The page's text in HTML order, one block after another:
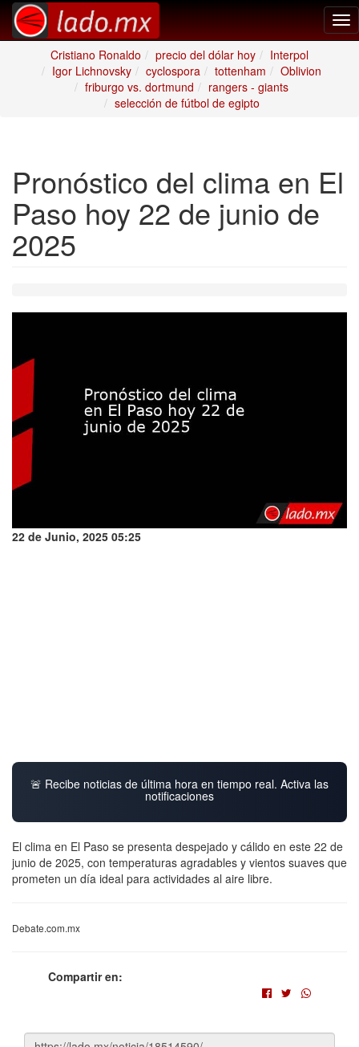
Cristiano Ronaldo
precio del dólar hoy
Interpol
Igor Lichnovsky
cyclospora tottenham
Oblivion
friburgo vs. dortmund
rangers - giants
selección de fútbol de egipto
Pronóstico del clima en El
Paso hoy 22 de junio de
2025
22 de Junio, 2025 05:25
🚨 Recibe noticias de última hora en tiempo real. Activa las
notificaciones
El clima en El Paso se presenta despejado y cálido en este 22 de
junio de 2025, con temperaturas agradables y vientos suaves que
prometen un día ideal para actividades al aire libre.
Debate.com.mx
Compartir en: